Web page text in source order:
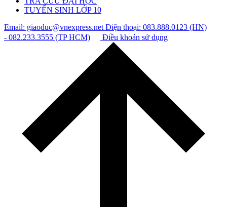
TUYỂN SINH LỚP 10
Email: giaoduc@vnexpress.netĐiện thoại: 083.888.0123 (HN)
- 082.233.3555 (TP HCM)
Điều khoản sử dụng